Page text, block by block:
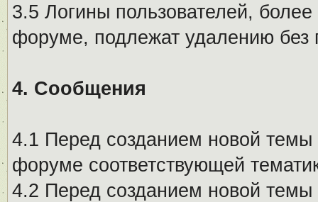
3.5 Логины пользователей,
форуме, подлежат удалению без
4. Сообщения
4.1 Перед созданием новой темы
форуме соответствующей
4.2 Перед созданием новой